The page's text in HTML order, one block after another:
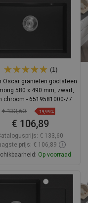
(1)
Oscar granieten gootsteen
580 x 490 mm, zwart,
chroom - 6519581000-77
€ 133,60 -19,99%
€ 106,89
€ 133,60
prijs: € 106,89
Op voorraad
In winkelwagen